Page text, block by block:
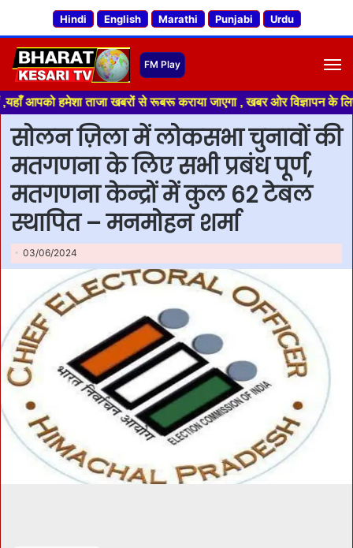
Hindi English Marathi Punjabi Urdu
ताजा खबरों से रूबरू कराया जाएगा , खबर ओर विज्ञापन के लिए
सोलन ज़िला में लोकसभा चुनावों की
मतगणना के लिए सभी प्रबंध पूर्ण,
मतगणना केन्द्रों में कुल 62 टेबल
स्थापित – मनमोहन शर्मा
03/06/2024